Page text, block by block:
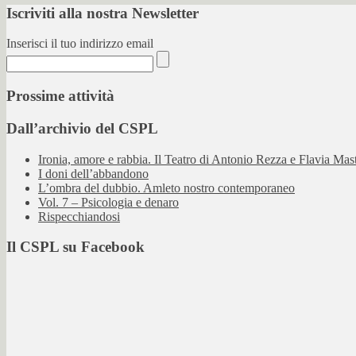
Iscriviti alla nostra Newsletter
Inserisci il tuo indirizzo email
Prossime attività
Dall’archivio del CSPL
Ironia, amore e rabbia. Il Teatro di Antonio Rezza e Flavia
I doni dell’abbandono
L’ombra del dubbio. Amleto nostro contemporaneo
Vol. 7 – Psicologia e denaro
Rispecchiandosi
Il CSPL su Facebook